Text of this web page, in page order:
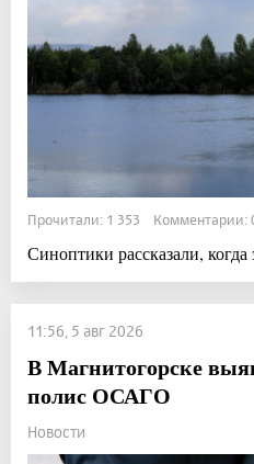
Прочитали: 1 353 Комментарии:
Синоптики рассказали, когда
11:56, 5 авг 2026
В Магнитогорске
полис ОСАГО
Новости